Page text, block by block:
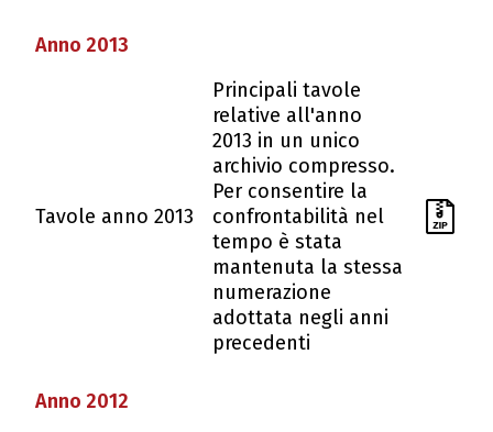
Anno 2013
Tavole anno 2013
Principali tavole
relative all'anno
2013 in un unico
archivio compresso.
Per consentire la
confrontabilità nel
tempo è stata
mantenuta la stessa
numerazione
adottata negli anni
precedenti
Anno 2012